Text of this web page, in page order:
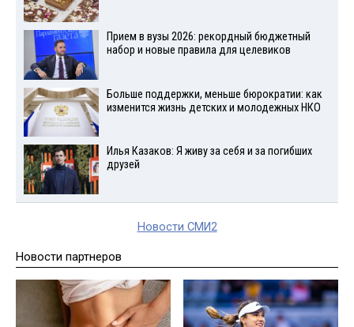
Прием в вузы 2026: рекордный бюджетный
набор и новые правила для целевиков
Больше поддержки, меньше бюрократии: как
изменится жизнь детских и молодежных НКО
Илья Казаков: Я живу за себя и за погибших
друзей
Новости СМИ2
Новости партнеров